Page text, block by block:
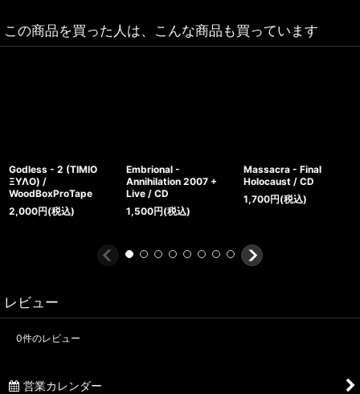
この商品を買った人は、こんな商品も買っています
Godless - 2 (ΤΙΜΙΟ
ΞΥΛΟ) /
WoodBoxProTape
2,000円(税込)
Embrional -
Annihilation 2007 +
Live / CD
1,500円(税込)
Massacra - Final
Holocaust / CD
1,700円(税込)
レビュー
0件のレビュー
営業カレンダー